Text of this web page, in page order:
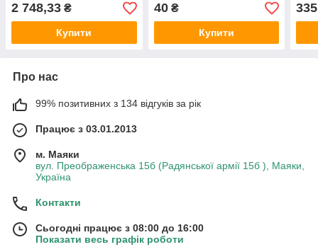
2 748,33 ₴
Купити
40₴
Купити
335
Про нас
99% позитивних з 134 відгуків за рік
Працює з 03.01.2013
м. Маяки
вул. Преображенська 15б (Радянської армії 15б ), Маяки,
Україна
Контакти
Сьогодні працює з 08:00 до 16:00
Показати весь графік роботи